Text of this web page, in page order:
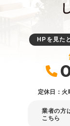
HPを見た
定休日：火
業者の方
こちら